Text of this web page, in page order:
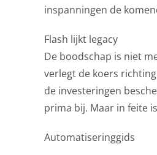
inspanningen de
Flash lijkt legacy
De boodschap is niet
verlegt de koers
de investeringen
prima bij. Maar in feite
Automatiseringgids